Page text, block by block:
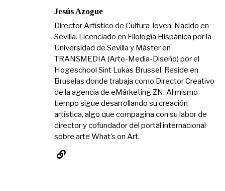
Jesús Azogue
Director Artístico de Cultura Joven. Nacido en
Sevilla. Licenciado en Filología Hispánica por la
Universidad de Sevilla y Máster en
TRANSMEDIA (Arte-Media-Diseño) por el
Hogeschool Sint Lukas Brussel. Reside en
Bruselas donde trabaja como Director Creativo
de la agencia de eMárketing ZN. Al mismo
tiempo sigue desarrollando su creación
artística, algo que compagina con su labor de
director y cofundador del portal internacional
sobre arte What’s on Art.